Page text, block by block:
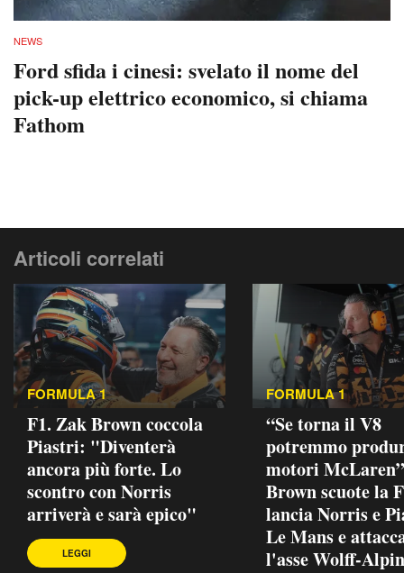
NEWS
Ford sfida i cinesi: svelato il nome del
pick-up elettrico economico, si chiama
Fathom
Articoli correlati
FORMULA 1
F1. Zak Brown coccola
Piastri: "Diventerà
ancora più forte. Lo
scontro con Norris
arriverà e sarà epico"
LEGGI
FORMULA 1
“Se torna il V8
potremmo
motori
Brown scuote la
lancia Norris e
Le Mans e
l'asse Wolff-